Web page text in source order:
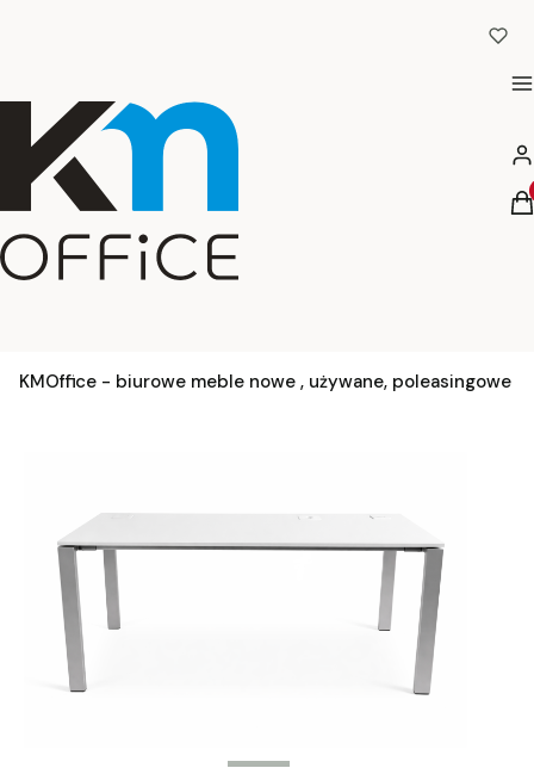
KMOffice - biurowe meble nowe , używane, poleasingowe -